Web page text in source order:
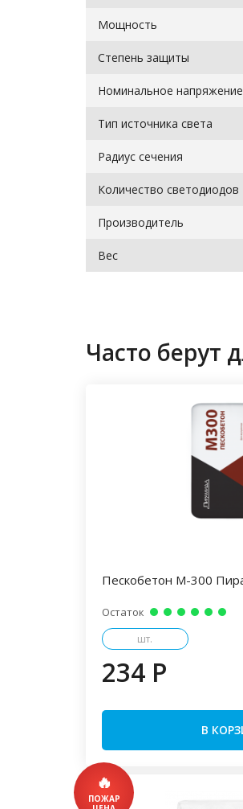
Мощность
Степень защиты
Номинальное напряжение
Тип источника света
Радиус сечения
Количество светодиодов
Производитель
Вес
Часто берут
Пескобетон М-300
Остаток
шт.
234 P
В